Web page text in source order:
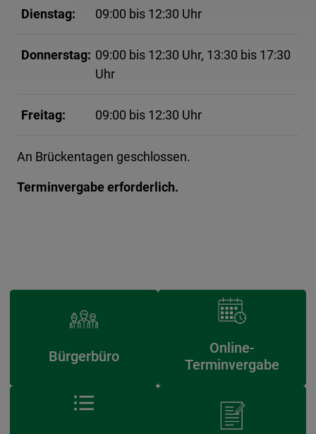
Dienstag: 09:00 bis 12:30 Uhr
Donnerstag: 09:00 bis 12:30 Uhr, 13:30 bis 17:30
Uhr
Freitag: 09:00 bis 12:30 Uhr
An Brückentagen geschlossen.
Terminvergabe erforderlich.
Bürgerbüro
Online-
Terminvergabe